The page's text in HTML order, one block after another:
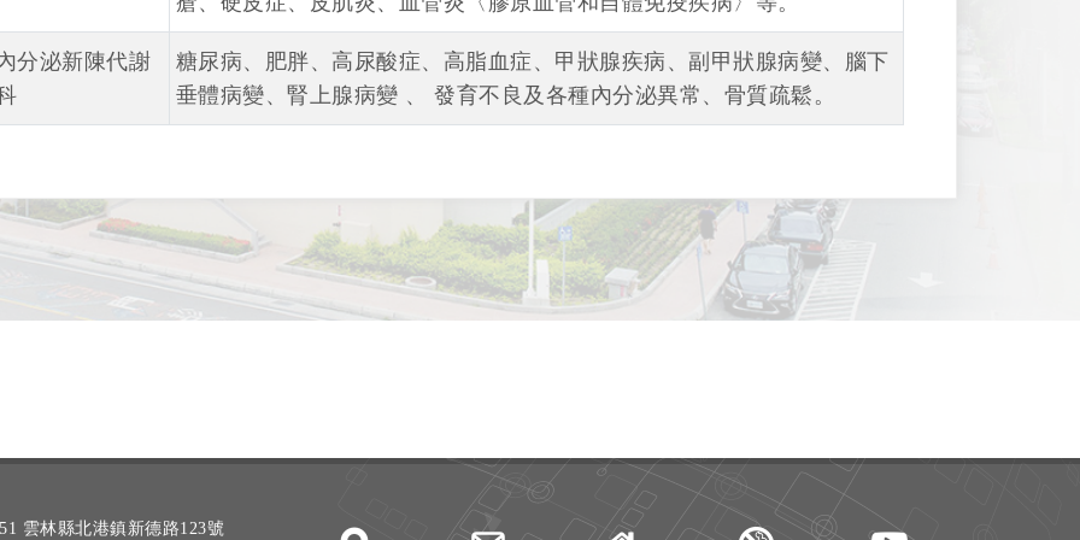
分泌新陳代謝
糖尿病、肥胖、高尿酸症、高脂血症、甲狀腺疾病、副甲狀腺病變、腦下
垂體病變、腎上腺病變 、 發育不良及各種內分泌異常、骨質疏鬆。
雲林縣北港鎮新德路123號